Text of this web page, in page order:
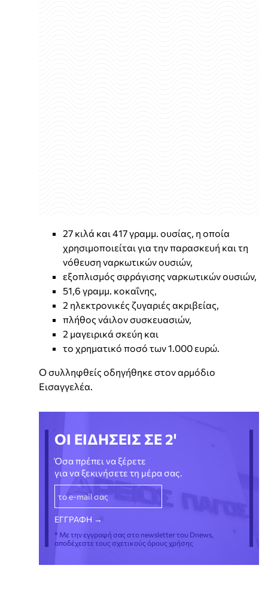
27 κιλά και 417 γραμμ. ουσίας, η οποία
χρησιμοποιείται για την παρασκευή και τη
νόθευση ναρκωτικών ουσιών,
εξοπλισμός σφράγισης ναρκωτικών ουσιών,
51,6 γραμμ. κοκαΐνης,
2 ηλεκτρονικές ζυγαριές ακριβείας,
πλήθος νάιλον συσκευασιών,
2 μαγειρικά σκεύη και
το χρηματικό ποσό των 1.000 ευρώ.
Ο συλληφθείς οδηγήθηκε στον αρμόδιο
Εισαγγελέα.
ΟΙ ΕΙΔΗΣΕΙΣ ΣΕ 2'
Όσα πρέπει να ξέρετε
για να ξεκινήσετε τη μέρα σας.
* Με την εγγραφή σας στο newsletter του Dnews,
αποδέχεστε τους σχετικούς όρους χρήσης